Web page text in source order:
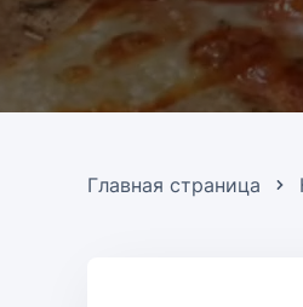
Главная страница